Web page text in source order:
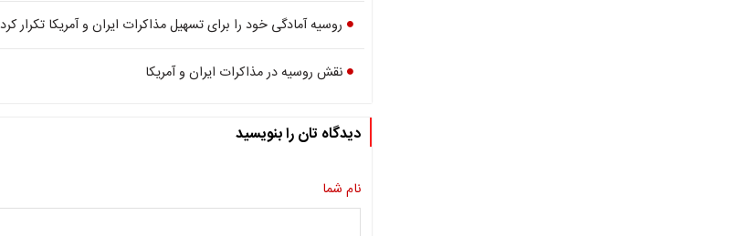
روسیه آمادگی خود را برای تسهیل مذاکرات ایران و آمریکا تکرار کرد
نقش روسیه در مذاکرات ایران و آمریکا
دیدگاه تان را بنویسید
نام شما